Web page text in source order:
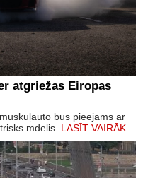
atgriežas Eiropas
būs pieejams ar
mdelis. LASĪT VAIRĀK